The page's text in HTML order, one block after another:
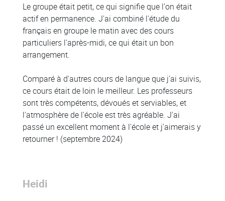
Le groupe était petit, ce qui signifie que l'on était
actif en permanence. J'ai combiné l'étude du
français en groupe le matin avec des cours
particuliers l'après-midi, ce qui était un bon
arrangement.
Comparé à d'autres cours de langue que j'ai suivis,
ce cours était de loin le meilleur. Les professeurs
sont très compétents, dévoués et serviables, et
l'atmosphère de l'école est très agréable. J'ai
passé un excellent moment à l'école et j'aimerais y
retourner ! (septembre 2024)
Colonne
Heidi